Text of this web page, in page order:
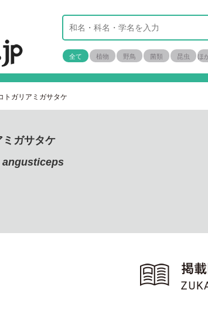
全て 植物 野鳥 菌類 昆虫 ほ
トガリアミガサタケ
ミガサタケ